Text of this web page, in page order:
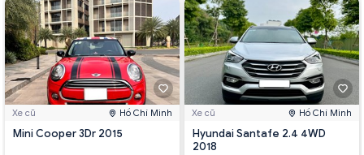
Xe cũ Hồ Chí Minh
Mini Cooper 3Dr 2015
Xe cũ Hồ Chí Minh
Hyundai Santafe 2.4 4WD
2018